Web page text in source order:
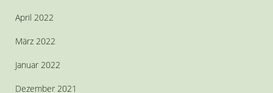
April 2022
März 2022
Januar 2022
Dezember 2021